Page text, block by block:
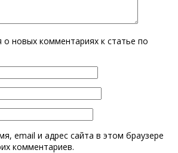
новых комментариях к статье по
email и адрес сайта в этом браузере
комментариев.